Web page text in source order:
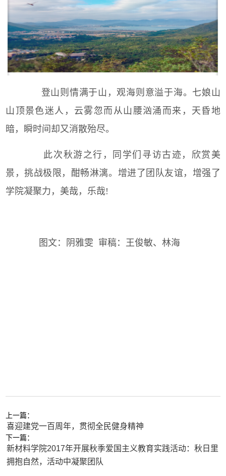
登山则情满于山，观海则意溢于海。七娘山
山顶景色迷人，云雾忽而从山腰汹涌而来，天昏地
暗，瞬时间却又消散殆尽。
此次秋游之行，同学们寻访古迹，欣赏美
景，挑战极限，酣畅淋漓。增进了团队友谊，增强了
学院凝聚力，美哉，乐哉!
图文：阴雅雯 审稿：王俊敏、林海
上一篇：
喜迎建党一百周年，贯彻全民健身精神
下一篇：
新材料学院2017年开展秋季爱国主义教育实践活动：秋日里
拥抱自然，活动中凝聚团队